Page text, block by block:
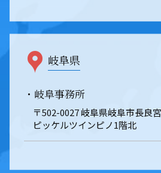
岐阜県
・岐阜事務所
〒502-0027 岐阜県岐阜市長良
ピッケルツインピノ1階北